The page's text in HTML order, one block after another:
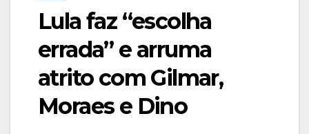
Lula faz “escolha
errada” e arruma
atrito com Gilmar,
Moraes e Dino